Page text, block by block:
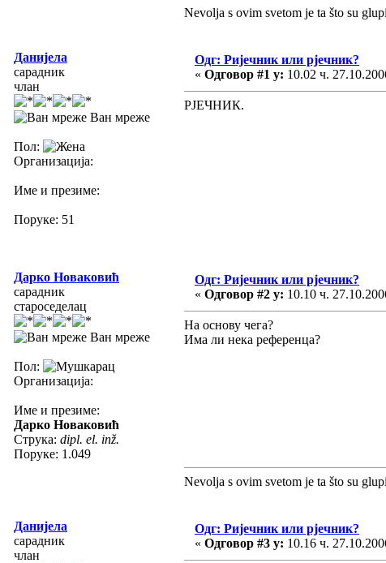
Nevolja s ovim svetom je ta što su
Данијела
сарадник
члан
Ван мреже
Пол:
Организација:
Име и презиме:
Поруке: 51
Одг: Ријечник или рјечник?
« Одговор #1 у: 10.02 ч.
РЈЕЧНИК.
Дарко Новаковић
сарадник
староседелац
Ван мреже
Пол:
Организација:
Име и презиме:
Дарко Новаковић
Струка: dipl. el. inž.
Поруке: 1.049
Одг: Ријечник или рјечник?
« Одговор #2 у: 10.10 ч.
На основу чега?
Има ли нека референца?
Nevolja s ovim svetom je ta što su
Данијела
сарадник
члан
Одг: Ријечник или рјечник?
« Одговор #3 у: 10.16 ч.